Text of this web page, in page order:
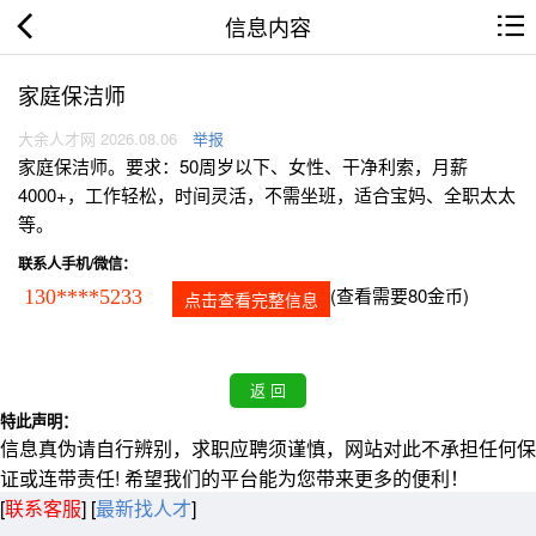
信息内容
家庭保洁师
大余人才网 2026.08.06 举报
家庭保洁师。要求：50周岁以下、女性、干净利索，月薪
4000+，工作轻松，时间灵活，不需坐班，适合宝妈、全职太太
等。
联系人手机/微信：
130****5233 点击查看完整信息 (查看需要80金币)
特此声明：
信息真伪请自行辨别，求职应聘须谨慎，网站对此不承担任何保
证或连带责任! 希望我们的平台能为您带来更多的便利！
[联系客服] [最新找人才]